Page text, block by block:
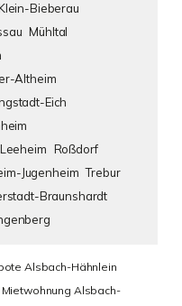
Bieberau
Mühltal
Altheim
Eich
Roßdorf
Jugenheim Trebur
Braunshardt
Alsbach-Hähnlein
Mietwohnung Alsbach-